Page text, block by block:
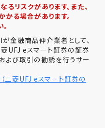
スマート証券株式会社
会社
リスクがあります。また、
る場合があります。
金融商品仲介業者として、
UFJ eスマート証券の証券
よび取引の勧誘を行うサー
三菱UFJ eスマート証券の